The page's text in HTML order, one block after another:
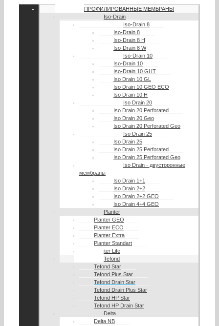
ПРОФИЛИРОВАННЫЕ МЕМБРАНЫ
Iso-Drain
Iso-Drain 8
Iso-Drain 8
Iso-Drain 8 Н
Iso-Drain 8 W
Iso-Drain 10
Iso-Drain 10
Iso-Drain 10 GHT
Iso Drain 10 GL
Iso Drain 10 GEO ECO
Iso Drain 10 H
Iso Drain 20
Iso Drain 20 Perforated
Iso Drain 20 Geo
Iso Drain 20 Perforated Geo
Iso Drain 25
Iso Drain 25
Iso Drain 25 Perforated
Iso Drain 25 Perforated Geo
Iso Drain - двусторонные
мембраны
Iso Drain 1+1
Iso Drain 2+2
Iso Drain 2+2 GEO
Iso Drain 4+4 GEO
Planter
Planter GEO
Planter ECO
Planter Extra
Planter Standart
Planter Life
Tefond
Tefond Star
Tefond Plus Star
Tefond Drain Star
Tefond Drain Plus Star
Tefond HP Star
Tefond HP Drain Star
Delta
Delta NB